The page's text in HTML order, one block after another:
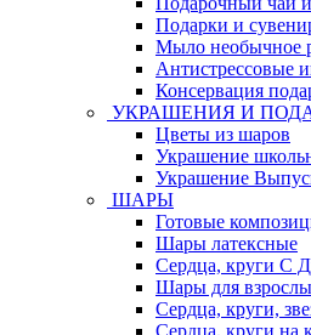
Подарки и
Мыло необычное
Антистрессовые
Консервация
УКРАШЕНИЯ И
Цветы из шаров
Украшение
Украшение
ШАРЫ
Готовые
Шары латексные
Сердца, круги С
Шары для
Сердца, круги,
Сердца, круги на